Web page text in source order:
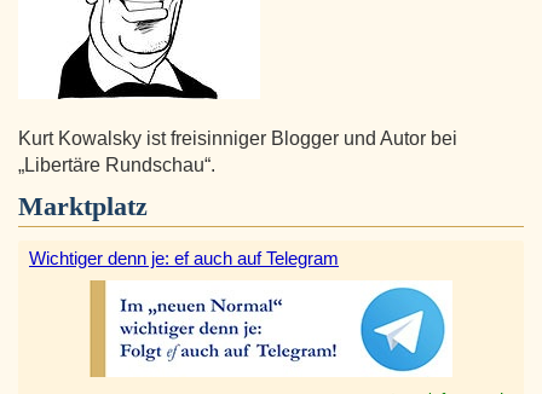
Kurt Kowalsky ist freisinniger Blogger und Autor bei
„Libertäre Rundschau“.
Marktplatz
Wichtiger denn je: ef auch auf Telegram